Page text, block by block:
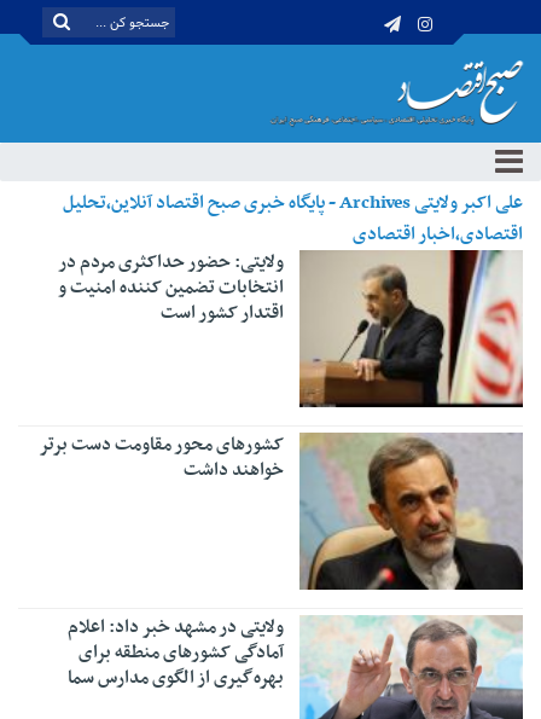
علی اکبر ولایتی Archives - پایگاه خبری صبح اقتصاد آنلاین،تحلیل
اقتصادی،اخبار اقتصادی
ولایتی: حضور حداکثری مردم در
انتخابات تضمین کننده امنیت و
اقتدار کشور است
کشورهای محور مقاومت دست برتر
خواهند داشت
ولایتی در مشهد خبر داد: اعلام
آمادگی کشورهای منطقه برای
بهره‌گیری از الگوی مدارس سما